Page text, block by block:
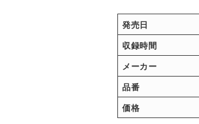
発売日
収録時間
メーカー
品番
価格